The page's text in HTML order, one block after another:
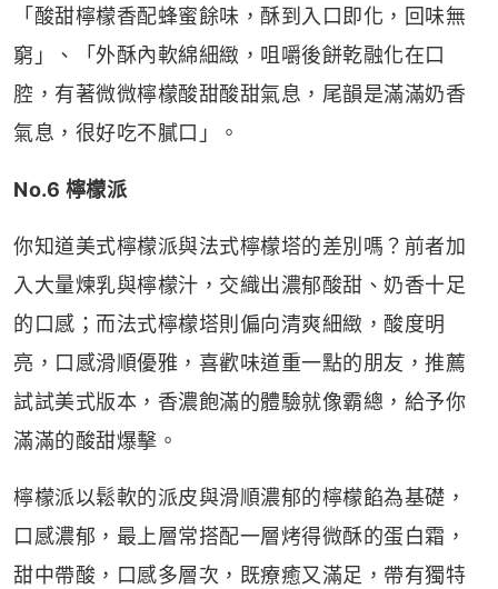
「酸甜檸檬香配蜂蜜餘味，酥到入口即化，回味無
窮」、「外酥內軟綿細緻，咀嚼後餅乾融化在口
腔，有著微微檸檬酸甜酸甜氣息，尾韻是滿滿奶香
氣息，很好吃不膩口」。
No.6 檸檬派
你知道美式檸檬派與法式檸檬塔的差別嗎？前者加
入大量煉乳與檸檬汁，交織出濃郁酸甜、奶香十足
的口感；而法式檸檬塔則偏向清爽細緻，酸度明
亮，口感滑順優雅，喜歡味道重一點的朋友，推薦
試試美式版本，香濃飽滿的體驗就像霸總，給予你
滿滿的酸甜爆擊。
檸檬派以鬆軟的派皮與滑順濃郁的檸檬餡為基礎，
口感濃郁，最上層常搭配一層烤得微酥的蛋白霜，
甜中帶酸，口感多層次，既療癒又滿足，帶有獨特